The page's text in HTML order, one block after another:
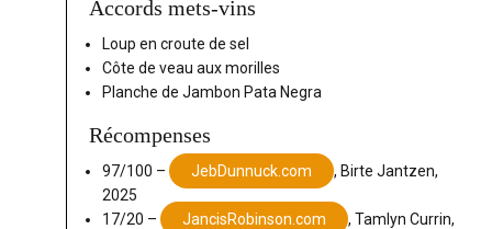
Accords mets-vins
Loup en croute de sel
Côte de veau aux morilles
Planche de Jambon Pata Negra
Récompenses
97/100 – JebDunnuck.com
, Birte Jantzen,
2025
17/20 –
JancisRobinson.com
, Tamlyn Currin,